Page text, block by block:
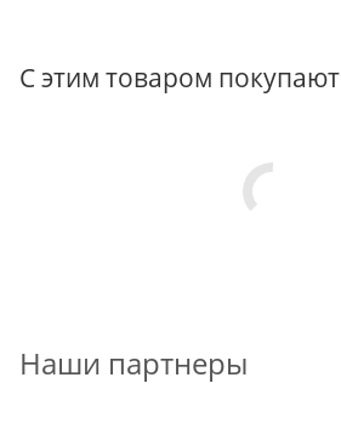
С этим товаром покупают
Наши партнеры